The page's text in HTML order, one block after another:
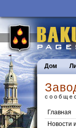
Дом
Главная
Новости